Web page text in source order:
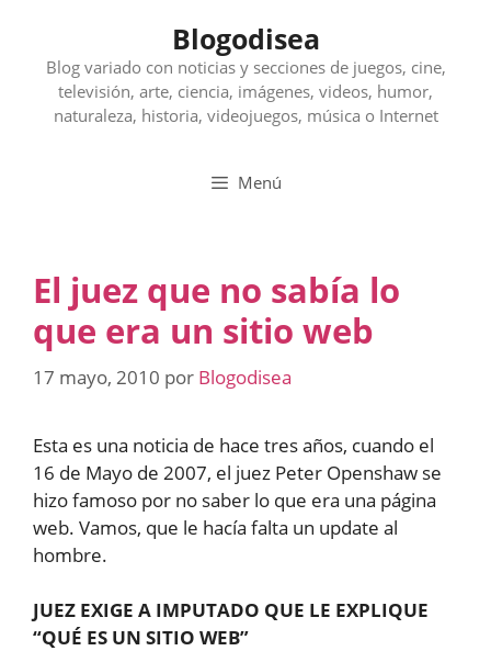
contenido
Blogodisea
Blog variado con noticias y secciones de juegos, cine,
televisión, arte, ciencia, imágenes, videos, humor,
naturaleza, historia, videojuegos, música o Internet
Menú
El juez que no sabía lo
que era un sitio web
17 mayo, 2010 por Blogodisea
Esta es una noticia de hace tres años, cuando el
16 de Mayo de 2007, el juez Peter Openshaw se
hizo famoso por no saber lo que era una página
web. Vamos, que le hacía falta un update al
hombre.
JUEZ EXIGE A IMPUTADO QUE LE EXPLIQUE
“QUÉ ES UN SITIO WEB”